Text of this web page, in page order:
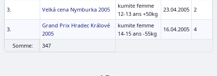
3. Velká cena Nymburka 2005
kumite femme
12-13 ans +50kg
23.04.2005 2
3.
Grand Prix Hradec Králové
2005
kumite femme
14-15 ans -55kg
16.04.2005 4
Somme: 347